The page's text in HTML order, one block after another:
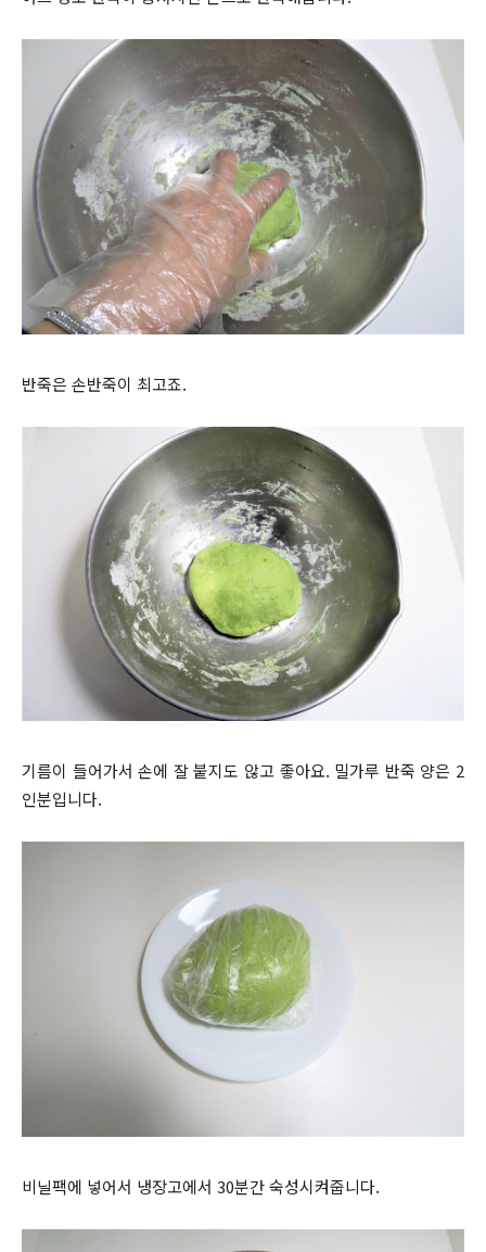
반죽은 손반죽이 최고죠.
기름이 들어가서 손에 잘 붙지도 않고 좋아요. 밀가루 반죽 양은 2
인분입니다.
비닐팩에 넣어서 냉장고에서 30분간 숙성시켜줍니다.